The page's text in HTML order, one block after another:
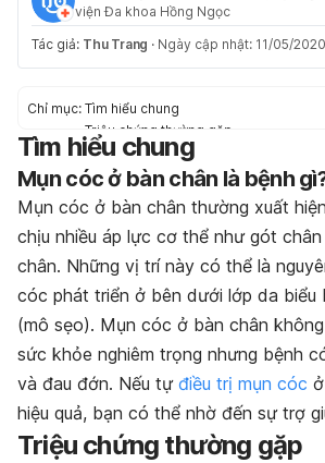
viện Đa khoa Hồng Ngọc
Tác giả: Thu Trang · Ngày cập nhật: 11/05/2020
Chỉ mục: Tìm hiểu chung
Triệu chứng thường gặp
Nguyên nhân gây bệnh
Nguy cơ mắc phải
Điều trị hiệu quả
Chế độ sinh hoạt phù hợp
Tìm hiểu chung
Mụn cóc ở bàn chân là bệnh
Mụn cóc ở bàn chân thường xuất
chịu nhiều áp lực cơ thể như gót
chân. Những vị trí này có thể là
cóc phát triển ở bên dưới lớp da biểu
(mô sẹo). Mụn cóc ở bàn chân
sức khỏe nghiêm trọng nhưng bệnh
và đau đớn. Nếu tự điều trị mụn cóc
hiệu quả, bạn có thể nhờ đến sự trợ
Triệu chứng thường gặp